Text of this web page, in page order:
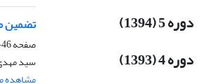
دوره 5 (1394)
دوره 4 (1393)
تضمین
صفحه46-55
سید
مشاهده